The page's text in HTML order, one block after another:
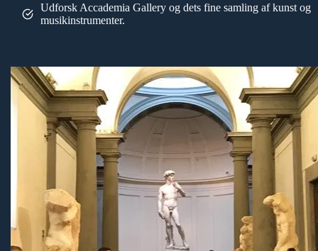
Udforsk Accademia Gallery og dets fine samling af kunst og
musikinstrumenter.